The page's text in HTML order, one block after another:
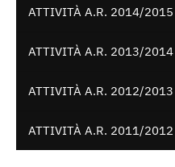
ATTIVITÀ A.R. 2014/2015
ATTIVITÀ A.R. 2013/2014
ATTIVITÀ A.R. 2012/2013
ATTIVITÀ A.R. 2011/2012